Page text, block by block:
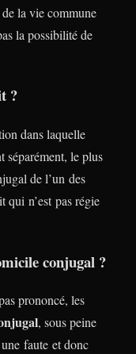
la vie commune
la possibilité de
?
dans laquelle
séparément, le plus
de l’un des
qui n’est pas régie
conjugal ?
prononcé, les
, sous peine
faute et donc